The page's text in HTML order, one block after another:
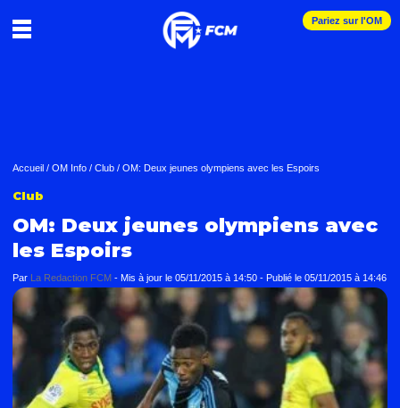
Pariez sur l'OM
Accueil / OM Info / Club / OM: Deux jeunes olympiens avec les Espoirs
Club
OM: Deux jeunes olympiens avec
les Espoirs
Par La Redaction FCM - Mis à jour le 05/11/2015 à 14:50 - Publié le 05/11/2015 à 14:46